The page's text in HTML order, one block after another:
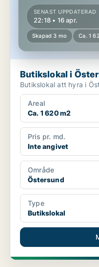
SENAST UPPDATERAD
22:18 • 16 apr.
Skapad 3 mo Ca. 1
Butikslokal i
Butikslokal att hyra i
Areal
Ca. 1 620 m2
Pris pr. md.
Inte angivet
Område
Östersund
Type
Butikslokal